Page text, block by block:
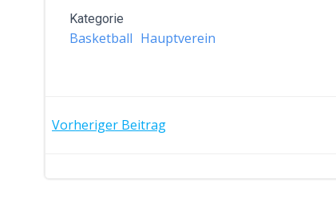
Kategorie
Basketball Hauptverein
POST
Vorheriger Beitrag